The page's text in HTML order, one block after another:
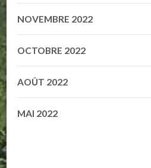
NOVEMBRE 2022
OCTOBRE 2022
AOÛT 2022
MAI 2022